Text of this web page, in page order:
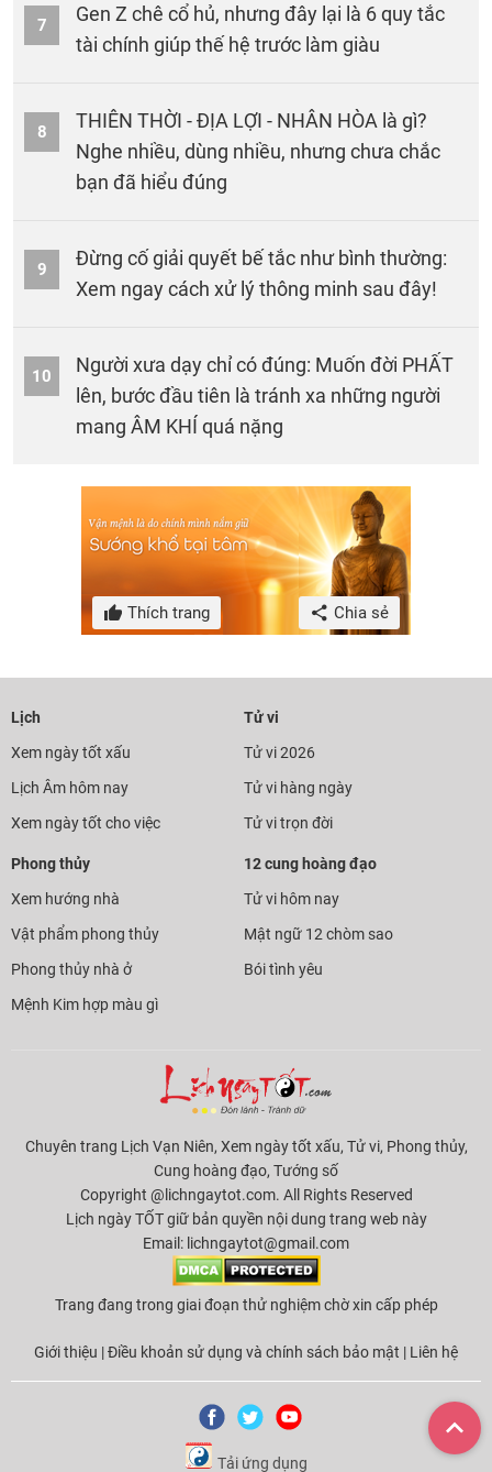
7
Gen Z chê cổ hủ, nhưng đây lại là 6 quy tắc
tài chính giúp thế hệ trước làm giàu
8
THIÊN THỜI - ĐỊA LỢI - NHÂN HÒA là gì?
Nghe nhiều, dùng nhiều, nhưng chưa chắc
bạn đã hiểu đúng
9
Đừng cố giải quyết bế tắc như bình thường:
Xem ngay cách xử lý thông minh sau đây!
10
Người xưa dạy chỉ có đúng: Muốn đời PHẤT
lên, bước đầu tiên là tránh xa những người
mang ÂM KHÍ quá nặng
Thích trang Chia sẻ
Lịch
Xem ngày tốt xấu
Lịch Âm hôm nay
Xem ngày tốt cho việc
Tử vi
Tử vi 2026
Tử vi hàng ngày
Tử vi trọn đời
Phong thủy
Xem hướng nhà
Vật phẩm phong thủy
Phong thủy nhà ở
Mệnh Kim hợp màu gì
12 cung hoàng đạo
Tử vi hôm nay
Mật ngữ 12 chòm sao
Bói tình yêu
Chuyên trang Lịch Vạn Niên, Xem ngày tốt xấu, Tử vi, Phong thủy,
Cung hoàng đạo, Tướng số
Copyright @lichngaytot.com. All Rights Reserved
Lịch ngày TỐT giữ bản quyền nội dung trang web này
Email: lichngaytot@gmail.com
Trang đang trong giai đoạn thử nghiệm chờ xin cấp phép
Giới thiệu |Điều khoản sử dụng và chính sách bảo mật | Liên hệ
Tải ứng dụng